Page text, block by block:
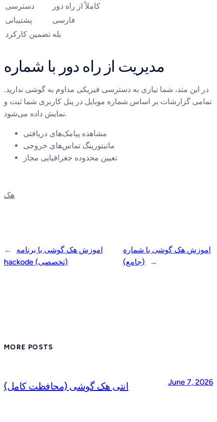
دسترسی
کاملاً از راه دور
پشتیبانی
فارسی
تضمین کارکرد بله
مدیریت از راه دور با شماره
در این متد، شما نیازی به دسترسی فیزیکی مداوم به گوشی ندارید.
تمامی گزارشات بر اساس شماره موبایل در پنل کاربری شما ثبت و
نمایش داده می‌شود.
مشاهده پیامک‌های دریافتی
مانیتورینگ تماس‌های خروجی
تعیین محدوده جغرافیایی مجاز
هک
←
اموزش هک گوشی با برنامه
hackode (تخصصی)
اموزش هک گوشی با شماره
(جامع)
→
MORE POSTS
انتی هک گوشی (محافظت کامل) June 7, 2026